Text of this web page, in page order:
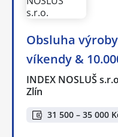
Obsluha
víkendy &
INDEX NOSLUŠ
Zlín
31 500 – 35 000